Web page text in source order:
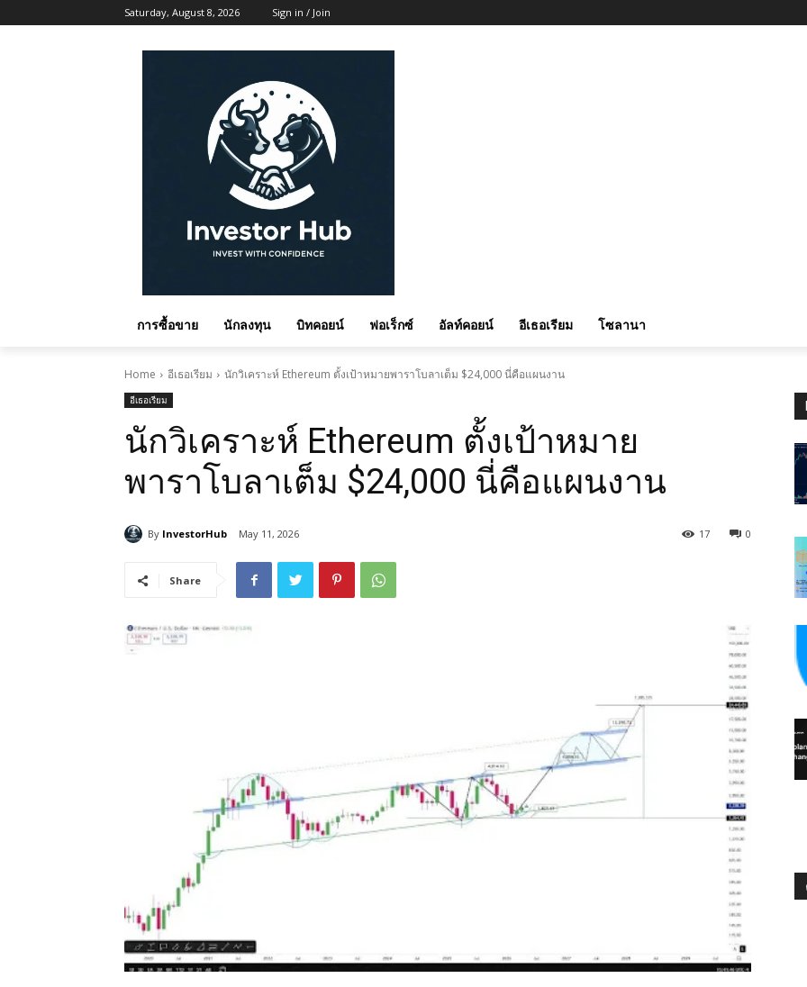
Saturday, August 8, 2026 Sign in / Join
การซื้อขาย นักลงทุน บิทคอยน์ ฟอเร็กซ์ อัลท์คอยน์ อีเธอเรียม โซลานา
Home อีเธอเรียม นักวิเคราะห์ Ethereum ตั้งเป้าหมายพาราโบลาเต็ม $24,000 นี่คือแผนงาน
อีเธอเรียม
นักวิเคราะห์ Ethereum ตั้งเป้าหมาย
พาราโบลาเต็ม $24,000 นี่คือแผนงาน
By InvestorHub May 11, 2026 0
17
Share